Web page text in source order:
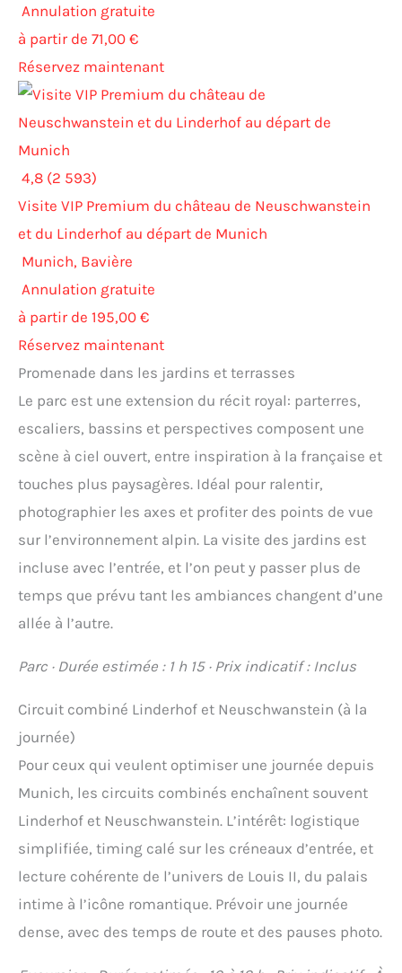
Annulation gratuite
à partir de 71,00 €
Réservez maintenant
4,8 (2 593)
Visite VIP Premium du château de Neuschwanstein
et du Linderhof au départ de Munich
Munich, Bavière
Annulation gratuite
à partir de 195,00 €
Réservez maintenant
Promenade dans les jardins et terrasses
Le parc est une extension du récit royal: parterres,
escaliers, bassins et perspectives composent une
scène à ciel ouvert, entre inspiration à la française et
touches plus paysagères. Idéal pour ralentir,
photographier les axes et profiter des points de vue
sur l’environnement alpin. La visite des jardins est
incluse avec l’entrée, et l’on peut y passer plus de
temps que prévu tant les ambiances changent d’une
allée à l’autre.
Parc · Durée estimée : 1 h 15 · Prix indicatif : Inclus
Circuit combiné Linderhof et Neuschwanstein (à la
journée)
Pour ceux qui veulent optimiser une journée depuis
Munich, les circuits combinés enchaînent souvent
Linderhof et Neuschwanstein. L’intérêt: logistique
simplifiée, timing calé sur les créneaux d’entrée, et
lecture cohérente de l’univers de Louis II, du palais
intime à l’icône romantique. Prévoir une journée
dense, avec des temps de route et des pauses photo.